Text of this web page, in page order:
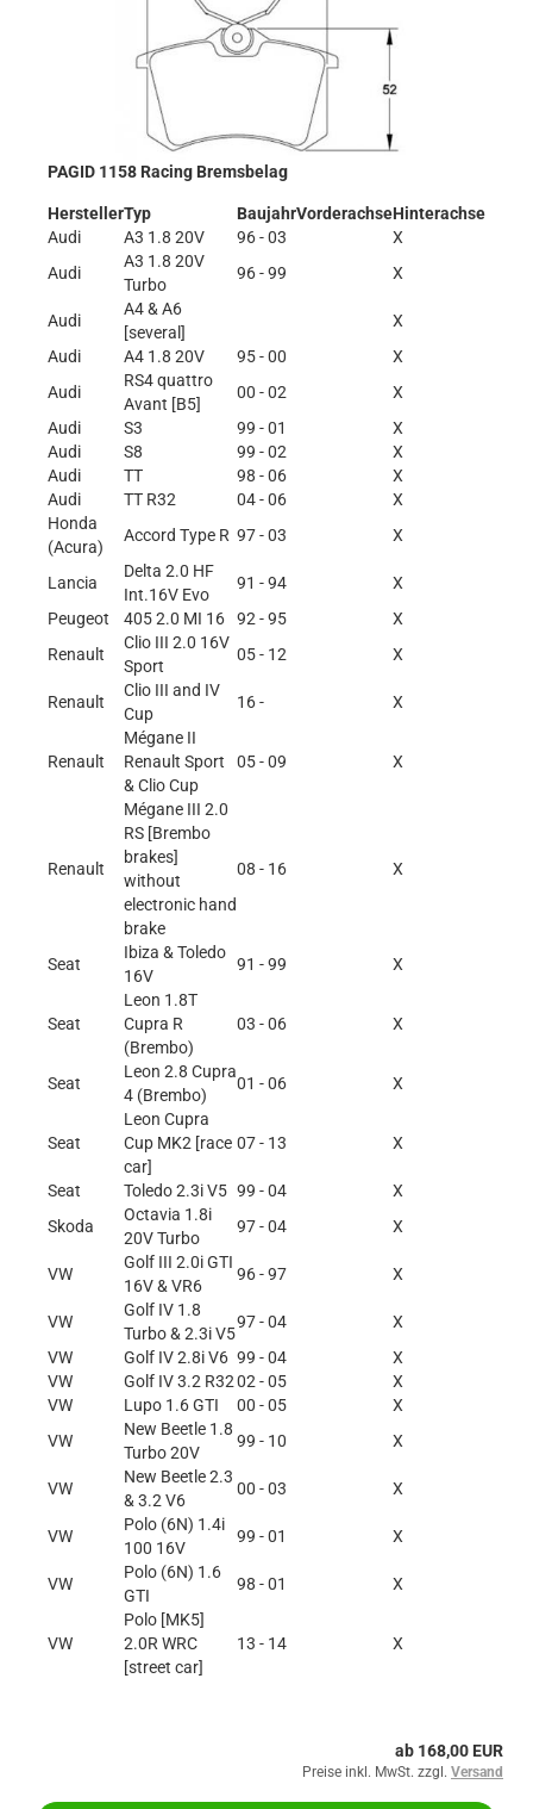
PAGID 1158 Racing Bremsbelag
HerstellerTyp BaujahrVorderachseHinterachse
Audi
A3 1.8 20V 96 - 03
X
Audi
A3 1.8 20V
Turbo
96 - 99 X
Audi
A4 & A6
[several]
X
Audi
A4 1.8 20V 95 - 00
X
Audi
RS4 quattro
Avant [B5]
00 - 02
X
Audi
S3 99 - 01
X
Audi
S8 99 - 02
X
Audi
TT 98 - 06
X
Audi
TT R32 04 - 06
X
Honda
(Acura)
Accord Type R 97 - 03 X
Lancia
Delta 2.0 HF
Int.16V Evo
91 - 94
X
Peugeot
405 2.0 MI 16 92 - 95
X
Renault
Clio III 2.0 16V
Sport
05 - 12 X
Renault
Clio III and IV
Cup
16 - X
Renault
Mégane II
Renault Sport
& Clio Cup
05 - 09 X
Renault
Mégane III 2.0
RS [Brembo
brakes]
without
electronic hand
brake
08 - 16 X
Seat
Ibiza & Toledo
16V
91 - 99 X
Seat
Leon 1.8T
Cupra R
(Brembo)
03 - 06 X
Seat
Leon 2.8 Cupra
4 (Brembo)
01 - 06 X
Seat
Leon Cupra
Cup MK2 [race
car]
07 - 13 X
Seat Toledo 2.3i V5 99 - 04
X
Skoda
Octavia 1.8i
20V Turbo
97 - 04 X
VW
Golf III 2.0i GTI
16V & VR6
96 - 97 X
VW
Golf IV 1.8
Turbo & 2.3i V5
97 - 04
X
VW
Golf IV 2.8i V6 99 - 04
X
VW
Golf IV 3.2 R3202 - 05
X
VW
Lupo 1.6 GTI 00 - 05
X
VW
New Beetle 1.8
Turbo 20V
99 - 10 X
VW
New Beetle 2.3
& 3.2 V6
00 - 03 X
VW
Polo (6N) 1.4i
100 16V
99 - 01 X
VW
Polo (6N) 1.6
GTI
98 - 01 X
VW
Polo [MK5]
2.0R WRC
[street car]
13 - 14 X
ab 168,00 EUR
Preise inkl. MwSt. zzgl. Versand